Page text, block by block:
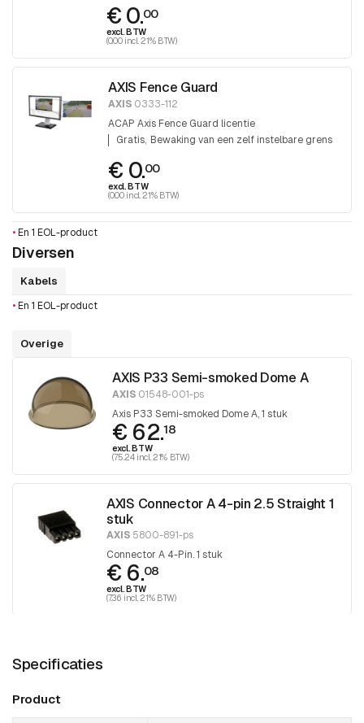
€ 0.00
excl. BTW
(0.00 incl. 21% BTW)
AXIS Fence Guard
AXIS 0333-112
ACAP Axis Fence Guard licentie
Gratis Bewaking van een zelf instelbare grens
€ 0.00
excl. BTW
(0.00 incl. 21% BTW)
• En 1 EOL-product
Diversen
Kabels
• En 1 EOL-product
Overige
AXIS P33 Semi-smoked Dome A
AXIS 01548-001-ps
Axis P33 Semi-smoked Dome A, 1 stuk
€ 62.18
excl. BTW
(75.24 incl. 21% BTW)
AXIS Connector A 4-pin 2.5 Straight 1
stuk
AXIS 5800-891-ps
Connector A 4-Pin. 1 stuk
€ 6.08
excl. BTW
(7.36 incl. 21% BTW)
Specificaties
Product